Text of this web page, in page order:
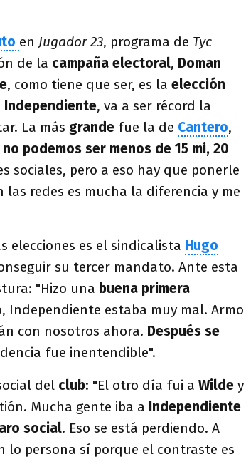
en Jugador 23, programa de Tyc
de la campaña electoral, Doman
, como tiene que ser, es la elección
Independiente, va a ser récord la
La más grande fue la de Cantero,
no podemos ser menos de 15 mi, 20
sociales, pero a eso hay que ponerle
las redes es mucha la diferencia y me
elecciones es el sindicalista Hugo
su tercer mandato. Ante esta
"Hizo una buena primera
Independiente estaba muy mal. Armo
con nosotros ahora. Después se
fue inentendible".
del club: "El otro día fui a Wilde y
Mucha gente iba a Independiente
social. Eso se está perdiendo. A
lo persona sí porque el contraste es